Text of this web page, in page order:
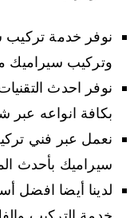
نوفر خدمة تركيب
وتركيب سيراميك
نوفر احدث
بكافة انواعه
نعمل عبر فني
سيراميك بأحدث
لدينا أيضا افضل